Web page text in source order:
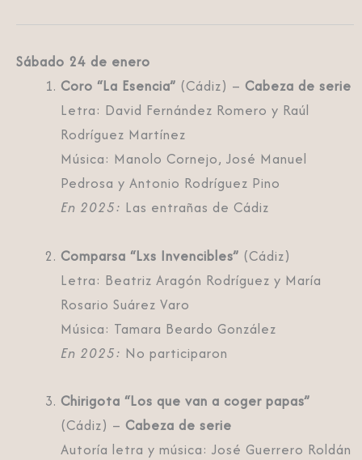
Sábado 24 de enero
Coro “La Esencia” (Cádiz) – Cabeza de serie
Letra: David Fernández Romero y Raúl
Rodríguez Martínez
Música: Manolo Cornejo, José Manuel
Pedrosa y Antonio Rodríguez Pino
En 2025: Las entrañas de Cádiz
Comparsa “Lxs Invencibles” (Cádiz)
Letra: Beatriz Aragón Rodríguez y María
Rosario Suárez Varo
Música: Tamara Beardo González
En 2025: No participaron
Chirigota “Los que van a coger papas”
(Cádiz) – Cabeza de serie
Autoría letra y música: José Guerrero Roldán